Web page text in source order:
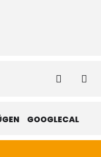
GOOGLECAL